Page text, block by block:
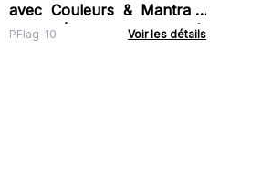
avec Couleurs & Mantra -
Moyen (Lot de 7 Drapeaux)
PFlag-10 Voir les détails